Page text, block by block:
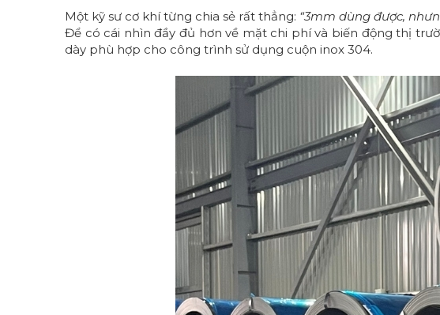
Một kỹ sư cơ khí từng chia sẻ rất thẳng: “3mm dùng được,
Để có cái nhìn đầy đủ hơn về mặt chi phí và biến động thị
dày phù hợp cho công trình sử dụng cuộn inox 304.